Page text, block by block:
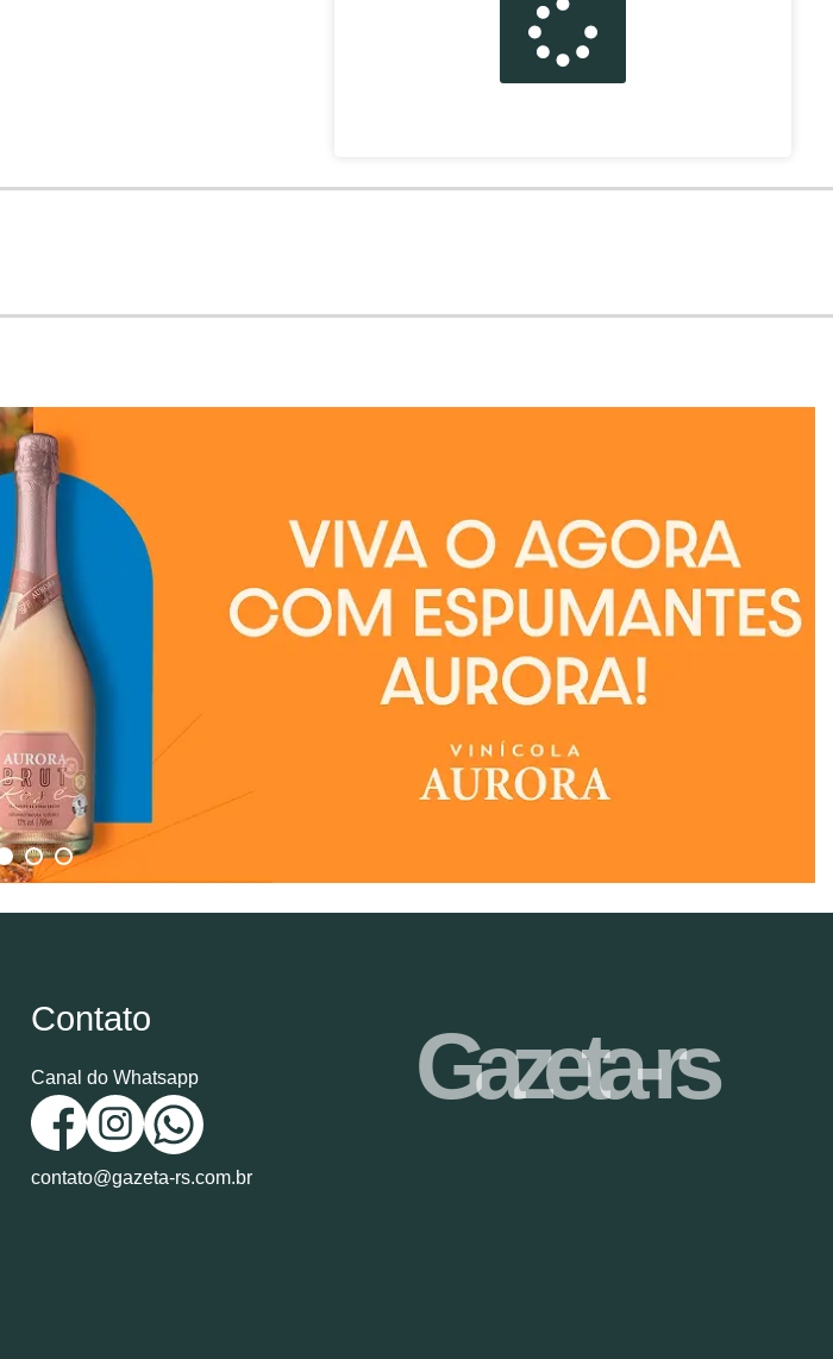
Contato
Canal do Whatsapp
contato@gazeta-rs.com.br
Gazeta-rs